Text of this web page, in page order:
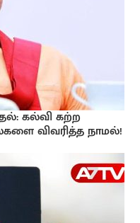
கல்வி கற்ற
விவரித்த நாமல்!